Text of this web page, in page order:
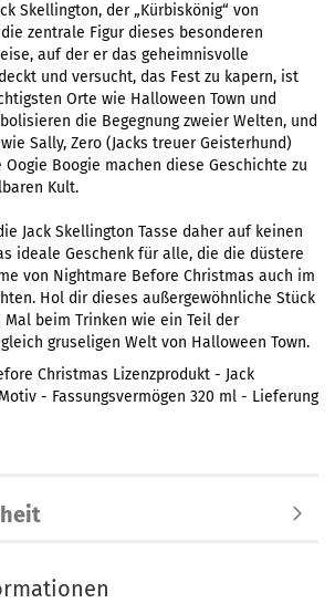
Skellington, der „Kürbiskönig“ von
zentrale Figur dieses besonderen
auf der er das geheimnisvolle
und versucht, das Fest zu kapern, ist
Orte wie Halloween Town und
die Begegnung zweier Welten, und
Sally, Zero (Jacks treuer Geisterhund)
Boogie machen diese Geschichte zu
Kult.
Jack Skellington Tasse daher auf keinen
ideale Geschenk für alle, die die düstere
von Nightmare Before Christmas auch im
Hol dir dieses außergewöhnliche Stück
beim Trinken wie ein Teil der
gruseligen Welt von Halloween Town.
Christmas Lizenzprodukt - Jack
- Fassungsvermögen 320 ml - Lieferung